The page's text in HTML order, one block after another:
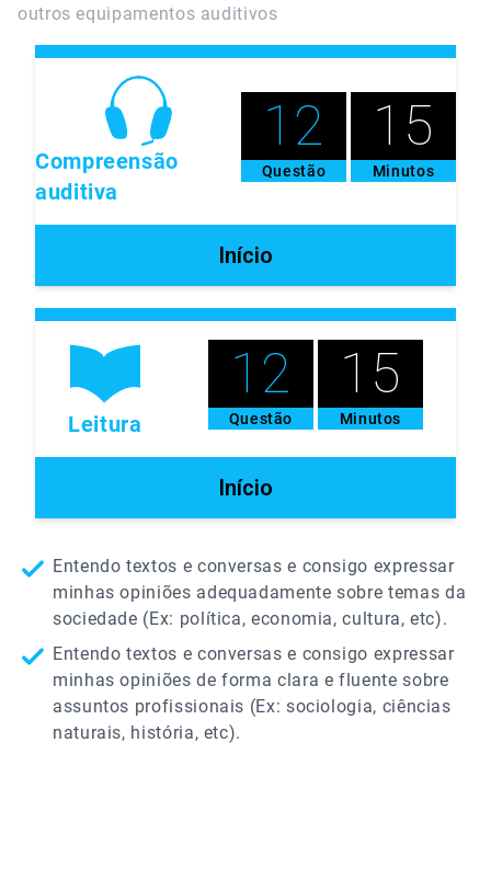
outros equipamentos auditivos
Compreensão
auditiva
12
Questão
15
Minutos
Início
Leitura
12
Questão
15
Minutos
Início
Entendo textos e conversas e consigo expressar
minhas opiniões adequadamente sobre temas da
sociedade (Ex: política, economia, cultura, etc).
Entendo textos e conversas e consigo expressar
minhas opiniões de forma clara e fluente sobre
assuntos profissionais (Ex: sociologia, ciências
naturais, história, etc).